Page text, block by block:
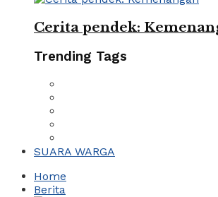
Cerita pendek:
Trending Tags
SUARA WARGA
Home
Berita